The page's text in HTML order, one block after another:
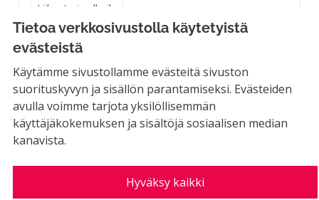
Tietoa verkkosivustolla käytetyistä
evästeistä
Käytämme sivustollamme evästeitä sivuston
suorituskyvyn ja sisällön parantamiseksi. Evästeiden
avulla voimme tarjota yksilöllisemmän
käyttäjäkokemuksen ja sisältöjä sosiaalisen median
kanavista.
Hyväksy kaikki
Rajaa tulokset aihepiirin mukaan: Liikunta ja ulkoilu
Liikunta ja ulkoilu
25.11.2019
1 Kannatus
Asukkaiden ehdotukset